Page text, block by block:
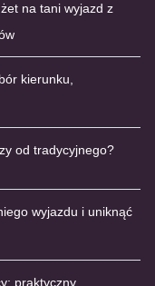
na tani wyjazd z
kierunku,
od tradycyjnego?
wyjazdu i uniknąć
praktyczny